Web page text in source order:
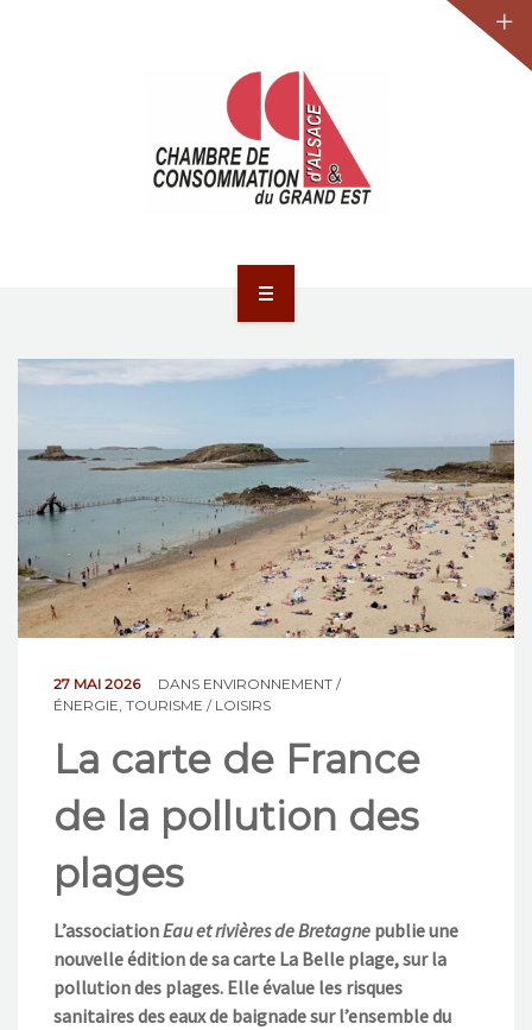
ACTUALITÉS
LA CCA-GE
NOS ACTIONS
CONTACT
27 MAI 2026 DANS ENVIRONNEMENT /
ÉNERGIE, TOURISME / LOISIRS
La carte de France
de la pollution des
plages
L’associationEau et rivières de Bretagne publie une
nouvelle édition de sa carte La Belle plage, sur la
pollution des plages. Elle évalue les risques
sanitaires des eaux de baignade sur l’ensemble du